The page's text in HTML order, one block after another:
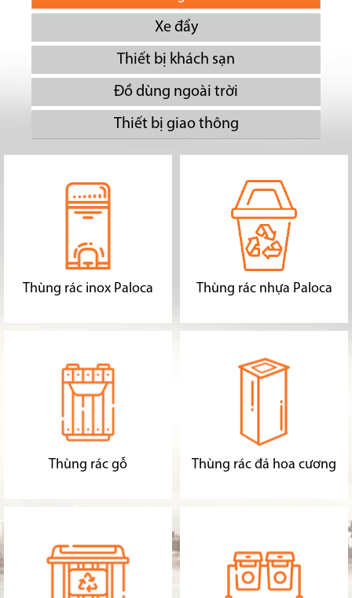
Xe đẩy
Thiết bị khách sạn
Đồ dùng ngoài trời
Thiết bị giao thông
Thùng rác inox Paloca Thùng rác nhựa Paloca
Thùng rác gỗ Thùng rác đá hoa cương